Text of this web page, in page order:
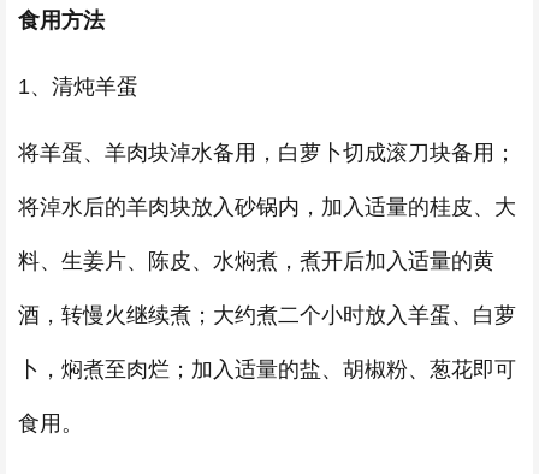
食用方法
1、清炖羊蛋
将羊蛋、羊肉块淖水备用，白萝卜切成滚刀块备用；
将淖水后的羊肉块放入砂锅内，加入适量的桂皮、大
料、生姜片、陈皮、水焖煮，煮开后加入适量的黄
酒，转慢火继续煮；大约煮二个小时放入羊蛋、白萝
卜，焖煮至肉烂；加入适量的盐、胡椒粉、葱花即可
食用。